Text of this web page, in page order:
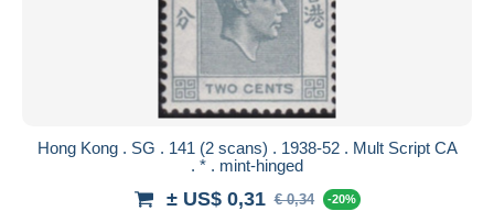
Hong Kong . SG . 141 (2 scans) . 1938-52 . Mult Script CA
. * . mint-hinged
± US$ 0,31 € 0,34 -20%